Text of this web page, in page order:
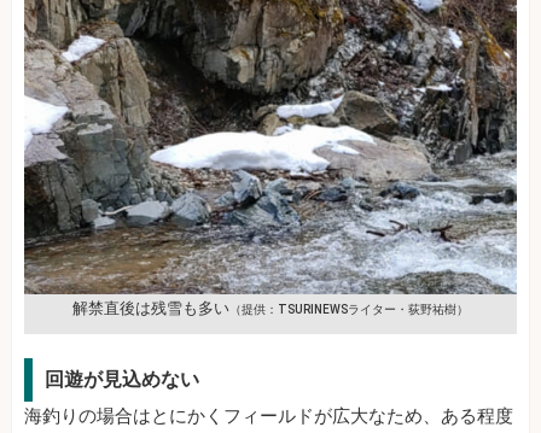
解禁直後は残雪も多い （提供：TSURINEWSライター・荻野祐樹）
回遊が見込めない
海釣りの場合はとにかくフィールドが広大なため、ある程度